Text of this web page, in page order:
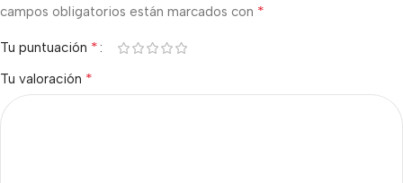
campos obligatorios están marcados con *
Tu puntuación *
Tu valoración *